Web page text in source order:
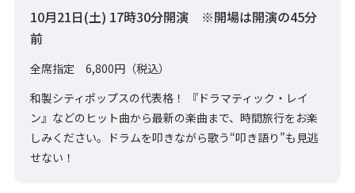
10月21日(土) 17時30分開演 ※開場は開演の45分
前
全席指定 6,800円（税込）
和製シティポップスの代表格！ 『ドラマティック・レイ
ン』などのヒット曲から最新の楽曲まで、時間旅行をお楽
しみください。ドラムを叩きながら歌う“叩き語り”も見逃
せない！